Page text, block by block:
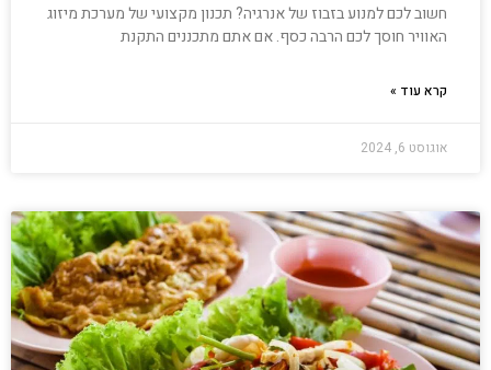
חשוב לכם למנוע בזבוז של אנרגיה? תכנון מקצועי של מערכת מיזוג
האוויר חוסך לכם הרבה כסף. אם אתם מתכננים התקנת
קרא עוד »
אוגוסט 6, 2024